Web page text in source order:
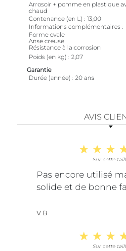
Arrosoir + pomme en plastique
chaud
Contenance (en L)
13,00
Informations complémentaires
Forme ovale
Anse creuse
Résistance à la corrosion
Poids (en kg)
2,07
Garantie
Durée (année)
20 ans
AVIS
Sur cette
Pas encore utilisé
solide et de bonne
V B
Sur cette